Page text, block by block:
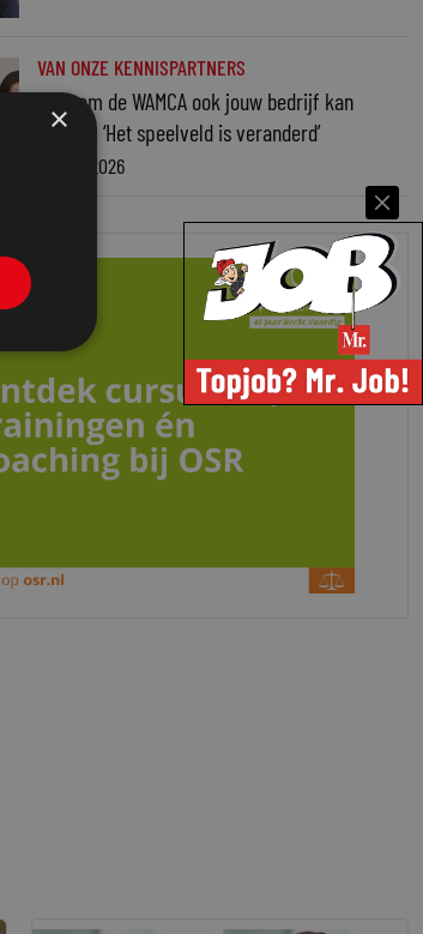
VAN ONZE KENNISPARTNERS
Waarom de WAMCA ook jouw bedrijf kan
treffen: ‘Het speelveld is veranderd’
16 juni 2026
×